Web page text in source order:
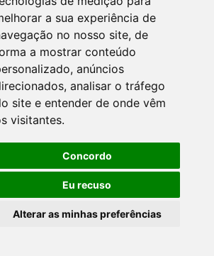
a sua experiência de
no nosso site, de
a mostrar conteúdo
anúncios
analisar o tráfego
site e entender de onde vêm
visitantes.
Concordo
Eu recuso
Alterar as minhas preferências
Diárias Governamentais
da República
Nacionais Reguladoras
Discussão